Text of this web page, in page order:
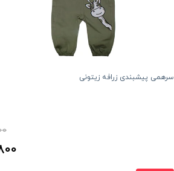
سرهمی پیشبندی زرافه زیتونی